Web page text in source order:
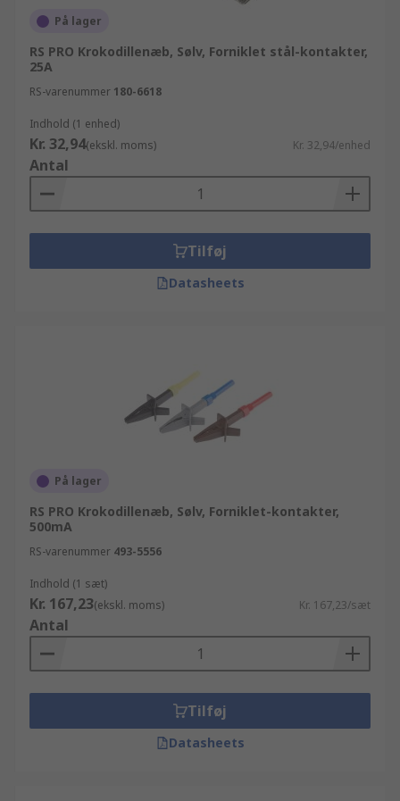
På lager
RS PRO Krokodillenæb, Sølv, Forniklet stål-kontakter,
25A
RS-varenummer 180-6618
Indhold (1 enhed)
Kr. 32,94(ekskl. moms) Kr. 32,94/enhed
Antal
Tilføj
Datasheets
På lager
RS PRO Krokodillenæb, Sølv, Forniklet-kontakter,
500mA
RS-varenummer 493-5556
Indhold (1 sæt)
Kr. 167,23(ekskl. moms) Kr. 167,23/sæt
Antal
Tilføj
Datasheets